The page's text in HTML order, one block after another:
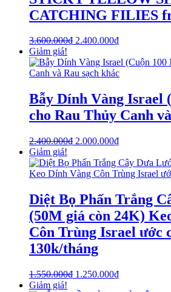
CATCHING FILIES
3.600.000₫ 2.400.000₫
Giảm giá!
Bẫy Dính Vàng Israel
cho Rau Thủy Canh
2.400.000₫ 2.000.000₫
Giảm giá!
Diệt Bọ Phấn Trắng
(50M giá còn 24K)
Côn Trùng Israel ước
130k/tháng
1.550.000₫ 1.250.000₫
Giảm giá!